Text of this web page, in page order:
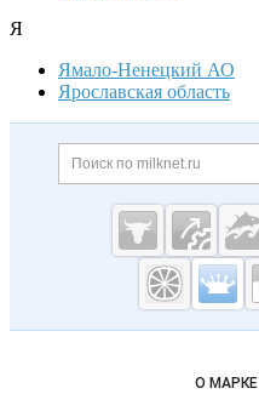
Я
Ямало-Ненецкий АО
Ярославская область
Cсылки на
Важные разделы и
Навигация по сайту
О